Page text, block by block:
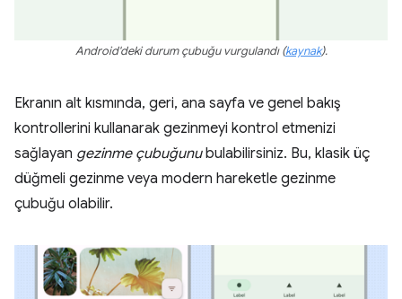
Android'deki durum çubuğu vurgulandı(kaynak).
Ekranın alt kısmında, geri, ana sayfa ve genel bakış
kontrollerini kullanarak gezinmeyi kontrol etmenizi
sağlayan gezinme çubuğunubulabilirsiniz. Bu, klasik üç
düğmeli gezinme veya modern hareketle gezinme
çubuğu olabilir.